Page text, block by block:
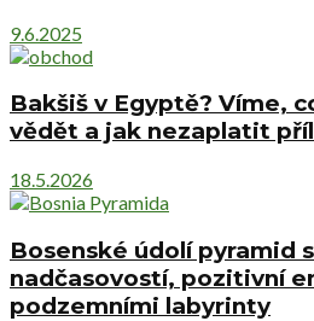
9.6.2025
Bakšiš v Egyptě? Víme,
vědět a jak nezaplatit
18.5.2026
Bosenské údolí pyramid
nadčasovostí, pozitivní
podzemními labyrinty